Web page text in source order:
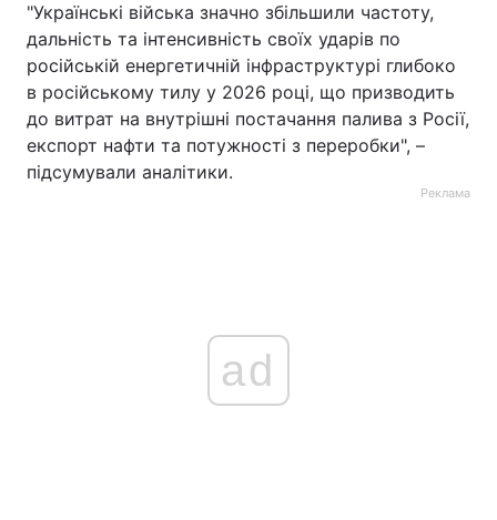
"Українські війська значно збільшили частоту,
дальність та інтенсивність своїх ударів по
російській енергетичній інфраструктурі глибоко
в російському тилу у 2026 році, що призводить
до витрат на внутрішні постачання палива з Росії,
експорт нафти та потужності з переробки", –
підсумували аналітики.
Реклама
ad